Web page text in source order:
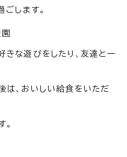
します。
きな遊びをしたり、友達と一
は、おいしい給食をいただ
。